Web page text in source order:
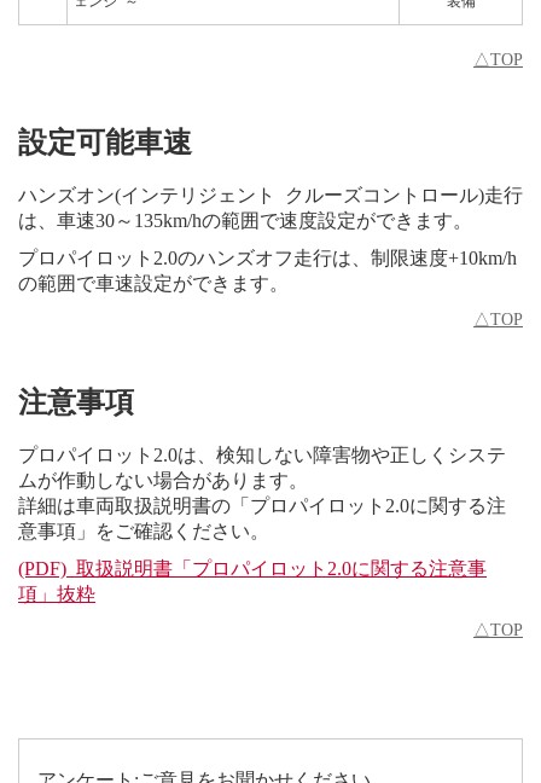
△TOP
設定可能車速
ハンズオン(インテリジェント クルーズコントロール)走行
は、車速30～135km/hの範囲で速度設定ができます。
プロパイロット2.0のハンズオフ走行は、制限速度+10km/h
の範囲で車速設定ができます。
△TOP
注意事項
プロパイロット2.0は、検知しない障害物や正しくシステ
ムが作動しない場合があります。
詳細は車両取扱説明書の「プロパイロット2.0に関する注
意事項」をご確認ください。
(PDF) 取扱説明書「プロパイロット2.0に関する注意事
項」抜粋
△TOP
アンケート:ご意見をお聞かせください